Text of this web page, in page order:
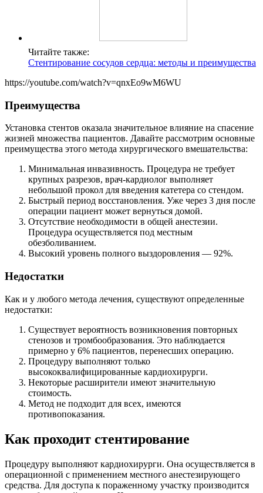
Читайте также:
Стентирование сосудов сердца: методы и преимущества
https://youtube.com/watch?v=qnxEo9wM6WU
Преимущества
Установка стентов оказала значительное влияние на спасение
жизней множества пациентов. Давайте рассмотрим основные
преимущества этого метода хирургического вмешательства:
Минимальная инвазивность. Процедура не требует
крупных разрезов, врач-кардиолог выполняет
небольшой прокол для введения катетера со стендом.
Быстрый период восстановления. Уже через 3 дня после
операции пациент может вернуться домой.
Отсутствие необходимости в общей анестезии.
Процедура осуществляется под местным
обезболиванием.
Высокий уровень полного выздоровления — 92%.
Недостатки
Как и у любого метода лечения, существуют определенные
недостатки:
Существует вероятность возникновения повторных
стенозов и тромбообразования. Это наблюдается
примерно у 6% пациентов, перенесших операцию.
Процедуру выполняют только
высококвалифицированные кардиохирурги.
Некоторые расширители имеют значительную
стоимость.
Метод не подходит для всех, имеются
противопоказания.
Как проходит стентирование
Процедуру выполняют кардиохирурги. Она осуществляется в
операционной с применением местного анестезирующего
средства. Для доступа к пораженному участку производится